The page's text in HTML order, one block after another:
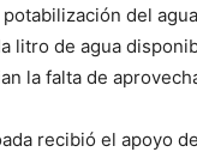
del
litro de agua
la falta de
recibió el apoyo